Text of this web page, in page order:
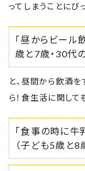
ってしまうことにび
「昼からビール
歳と7歳・30代の
と、昼間から飲酒
ら！食生活に関して
「食事の時に牛
（子ども5歳と8